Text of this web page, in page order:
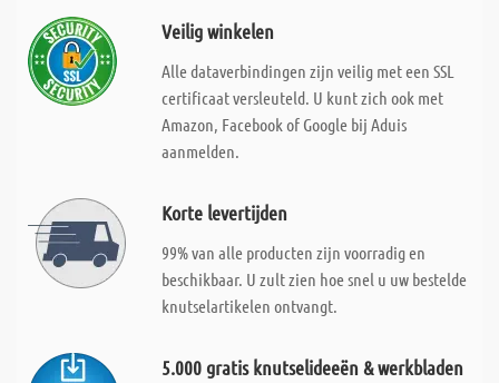
Veilig winkelen
Alle dataverbindingen zijn veilig met een SSL
certificaat versleuteld. U kunt zich ook met
Amazon, Facebook of Google bij Aduis
aanmelden.
Korte levertijden
99% van alle producten zijn voorradig en
beschikbaar. U zult zien hoe snel u uw bestelde
knutselartikelen ontvangt.
5.000 gratis knutselideeën & werkbladen